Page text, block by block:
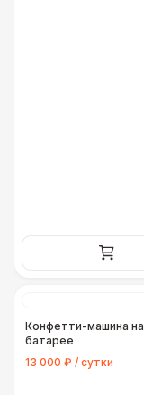
Конфетти-машина на
батарее
13 000 ₽ / сутки